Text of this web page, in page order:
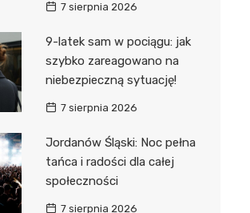
7 sierpnia 2026
9-latek sam w pociągu: jak
szybko zareagowano na
niebezpieczną sytuację!
7 sierpnia 2026
Jordanów Śląski: Noc pełna
tańca i radości dla całej
społeczności
7 sierpnia 2026